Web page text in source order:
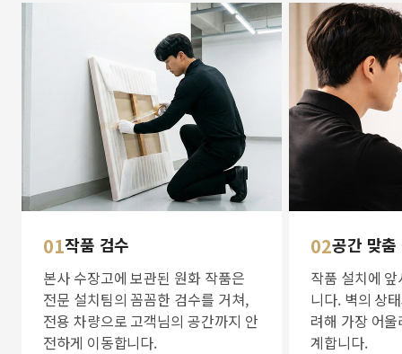
01작품 검수
본사 수장고에 보관된 원화 작품은
전문 설치팀의 꼼꼼한 검수를 거쳐,
전용 차량으로 고객님의 공간까지 안
전하게 이동합니다.
02공간 맞
작품 설치에
니다. 벽의 상
려해 가장 어
계합니다.